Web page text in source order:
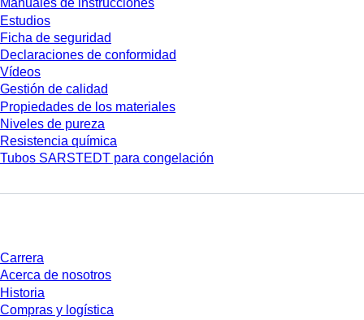
Manuales de instrucciones
Estudios
Ficha de seguridad
Declaraciones de conformidad
Vídeos
Gestión de calidad
Propiedades de los materiales
Niveles de pureza
Resistencia química
Tubos SARSTEDT para congelación
Carrera
Acerca de nosotros
Historia
Compras y logística